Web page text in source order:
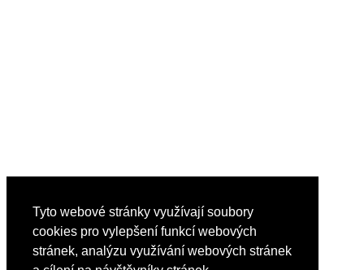
Tyto webové stránky využívají soubory
cookies pro vylepšení funkcí webových
stránek, analýzu využívání webových stránek